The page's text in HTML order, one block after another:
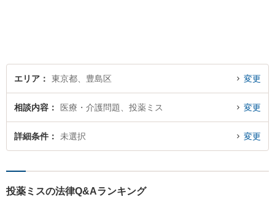
エリア 東京都、豊島区 変更
相談内容 医療・介護問題、投薬ミス 変更
詳細条件 未選択 変更
投薬ミスの法律Q&Aランキング